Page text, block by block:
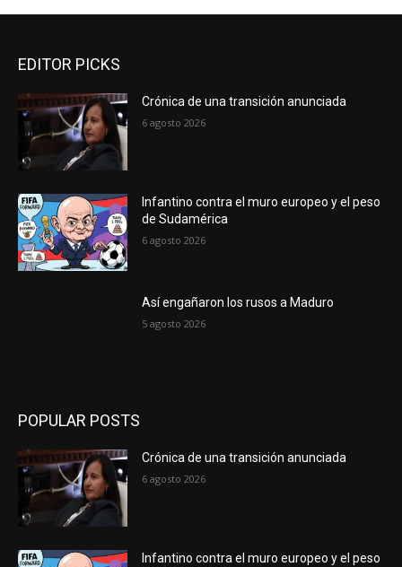
EDITOR PICKS
Crónica de una transición anunciada
6 agosto 2026
Infantino contra el muro europeo y el peso
de Sudamérica
6 agosto 2026
Así engañaron los rusos a Maduro
5 agosto 2026
POPULAR POSTS
Crónica de una transición anunciada
6 agosto 2026
Infantino contra el muro europeo y el peso